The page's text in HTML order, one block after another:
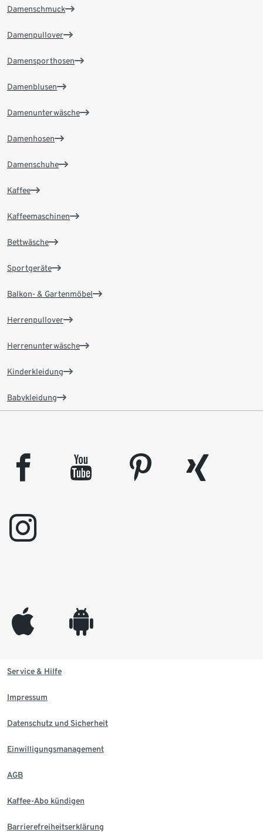
Damenschmuck
Damenpullover
Damensporthosen
Damenblusen
Damenunterwäsche
Damenhosen
Damenschuhe
Kaffee
Kaffeemaschinen
Bettwäsche
Sportgeräte
Balkon- & Gartenmöbel
Herrenpullover
Herrenunterwäsche
Kinderkleidung
Babykleidung
facebook youtube pinterest
xing
instagram
appleinc android
Service & Hilfe
Impressum
Datenschutz und Sicherheit
Einwilligungsmanagement
AGB
Kaffee-Abo kündigen
Barrierefreiheitserklärung